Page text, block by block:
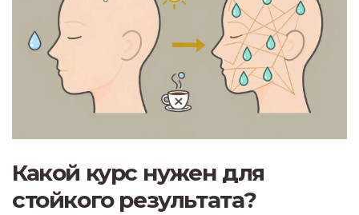
Какой курс нужен для
стойкого результата?